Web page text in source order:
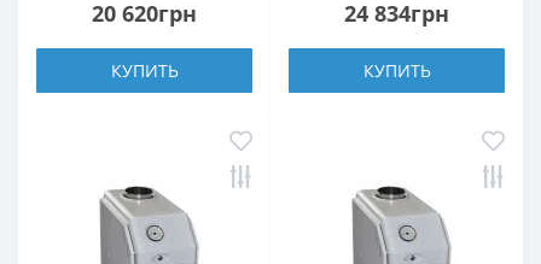
20 620грн
КУПИТЬ
24 834грн
КУПИТЬ